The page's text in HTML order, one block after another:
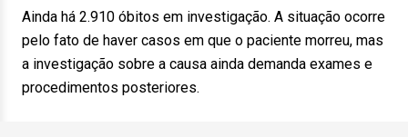
Ainda há 2.910 óbitos em investigação. A situação ocorre
pelo fato de haver casos em que o paciente morreu, mas
a investigação sobre a causa ainda demanda exames e
procedimentos posteriores.